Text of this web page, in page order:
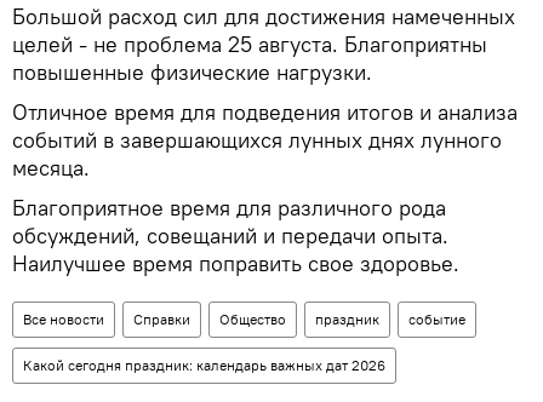
Большой расход сил для достижения намеченных
целей - не проблема 25 августа. Благоприятны
повышенные физические нагрузки.
Отличное время для подведения итогов и анализа
событий в завершающихся лунных днях лунного
месяца.
Благоприятное время для различного рода
обсуждений, совещаний и передачи опыта.
Наилучшее время поправить свое здоровье.
Все новости Справки Общество праздник событие
Какой сегодня праздник: календарь важных дат 2026